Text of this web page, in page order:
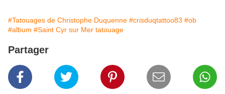
#Tatouages de Christophe Duquenne #crisduqtattoo83 #ob
#album #Saint Cyr sur Mer tatouage
Partager